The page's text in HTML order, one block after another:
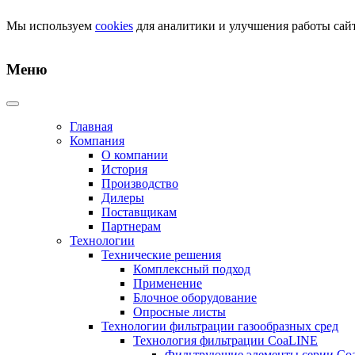
Мы используем cookies для аналитики и улучшения работы
Меню
Главная
Компания
О компании
История
Производство
Дилеры
Поставщикам
Партнерам
Технологии
Технические решения
Комплексный подход
Применение
Блочное оборудование
Опросные листы
Технологии фильтрации газообразных сред
Технология фильтрации CoaLINE